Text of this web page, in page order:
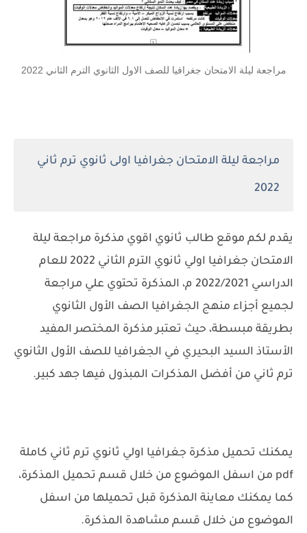
مراجعة ليلة الامتحان جغرافيا للصف الاول الثانوي الترم الثاني 2022
مراجعة ليلة الامتحان جغرافيا اولى ثانوي ترم ثاني
2022
يقدم لكم موقع طالب ثانوي اقوي مذكرة مراجعة ليلة
الامتحان جغرافيا اولي ثانوي الترم الثاني 2022 للعام
الدراسي 2022/2021 م، المذكرة تحتوي علي مراجعة
لجميع أجزاء منهج الجغرافيا الصف الأول الثانوي
بطريقة مبسطة، حيث تعتبر مذكرة المختصر المفيد
الأستاذ السيد البحيري في الجغرافيا للصف الأول الثانوي
ترم ثاني من أفضل المذكرات المبذول فيها جهد كبير.
يمكنك تحميل مذكرة جغرافيا اولي ثانوي ترم ثاني كاملة
pdf من اسفل الموضوع من خلال قسم تحميل المذكرة،
كما يمكنك معاينة المذكرة قبل تحميلها من اسفل
الموضوع من خلال قسم مشاهدة المذكرة.